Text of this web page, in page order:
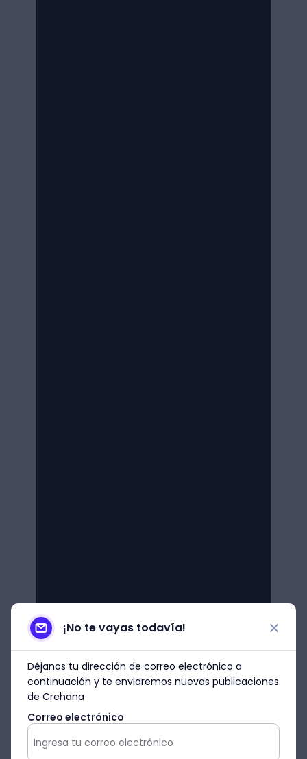
¡No te vayas todavía!
Déjanos tu dirección de correo electrónico a
continuación y te enviaremos nuevas publicaciones
de Crehana
Correo electrónico